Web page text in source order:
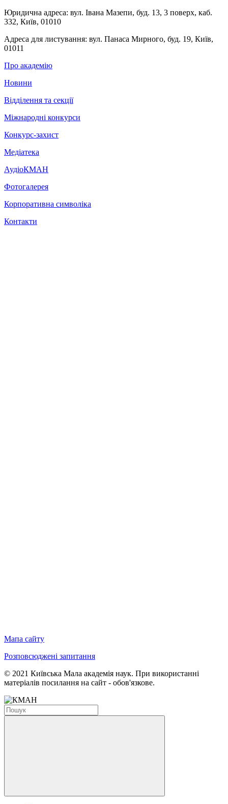
Юридична адреса: вул. Івана Мазепи, буд. 13, 3 поверх, каб.
332, Київ, 01010
Адреса для листування: вул. Панаса Мирного, буд. 19, Київ,
01011
Про академію
Новини
Відділення та секції
Міжнародні конкурси
Конкурс-захист
Медіатека
АудіоКМАН
Фотогалерея
Корпоративна символіка
Контакти
Мапа сайту
Розповсюджені запитання
© 2021 Київська Мала академія наук. При використанні
матеріалів посилання на сайт - обов'язкове.